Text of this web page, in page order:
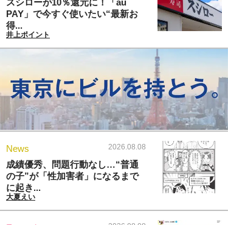
スシローが10％還元に！「au
PAY」で今すぐ使いたい“最新お
得...
井上ポイント
News 2026.08.08
成績優秀、問題行動なし…“普通
の子”が「性加害者」になるまで
に起き...
大夏えい